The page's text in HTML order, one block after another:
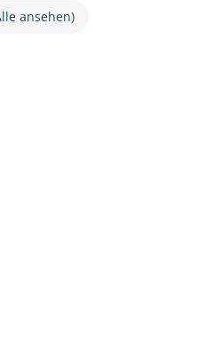
ansehen)